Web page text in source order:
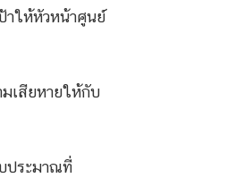
าให้หัวหน้าศูนย์
เสียหายให้กับ
บประมาณที่